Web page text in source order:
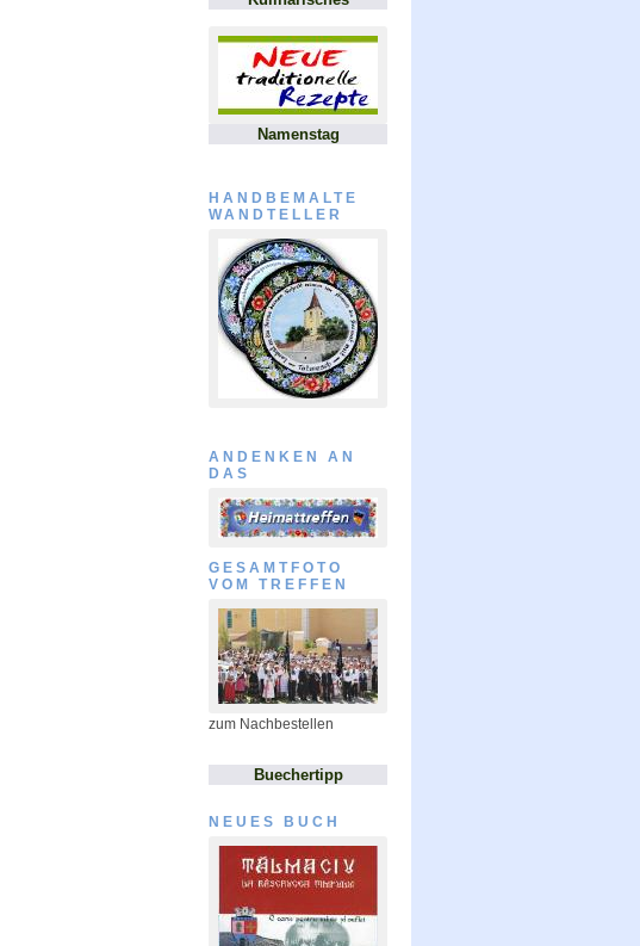
Namenstag
HANDBEMALTE
WANDTELLER
ANDENKEN AN
DAS
GESAMTFOTO
VOM TREFFEN
zum Nachbestellen
Buechertipp
NEUES BUCH